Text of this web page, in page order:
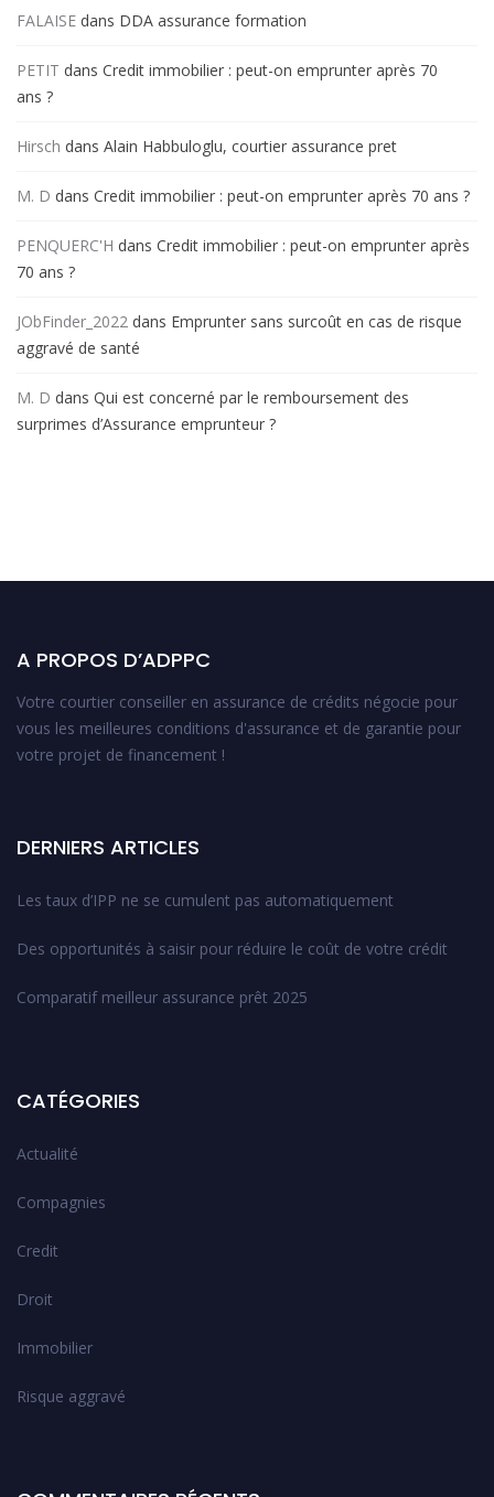
FALAISE dans DDA assurance formation
PETIT dans Credit immobilier : peut-on emprunter après 70
ans ?
Hirsch dans Alain Habbuloglu, courtier assurance pret
M. D dans Credit immobilier : peut-on emprunter après 70 ans ?
PENQUERC'H dans Credit immobilier : peut-on emprunter après
70 ans ?
JObFinder_2022 dans Emprunter sans surcoût en cas de risque
aggravé de santé
M. D dans Qui est concerné par le remboursement des
surprimes d’Assurance emprunteur ?
A PROPOS D’ADPPC
Votre courtier conseiller en assurance de crédits négocie pour
vous les meilleures conditions d'assurance et de garantie pour
votre projet de financement !
DERNIERS ARTICLES
Les taux d’IPP ne se cumulent pas automatiquement
Des opportunités à saisir pour réduire le coût de votre crédit
Comparatif meilleur assurance prêt 2025
CATÉGORIES
Actualité
Compagnies
Credit
Droit
Immobilier
Risque aggravé